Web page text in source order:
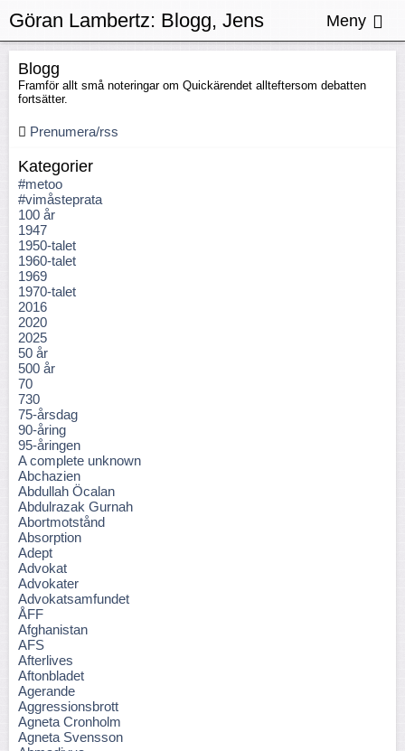
Blogg
Framför allt små noteringar om Quickärendet allteftersom debatten
fortsätter.
Prenumera/rss
Kategorier
#metoo
#vimåsteprata
100 år
1947
1950-talet
1960-talet
1969
1970-talet
2016
2020
2025
50 år
500 år
70
730
75-årsdag
90-åring
95-åringen
A complete unknown
Abchazien
Abdullah Öcalan
Abdulrazak Gurnah
Abortmotstånd
Absorption
Adept
Advokat
Advokater
Advokatsamfundet
ÅFF
Afghanistan
AFS
Afterlives
Aftonbladet
Agerande
Aggressionsbrott
Agneta Cronholm
Agneta Svensson
Göran Lambertz: Blogg, Jens
Stoltenberg
Meny